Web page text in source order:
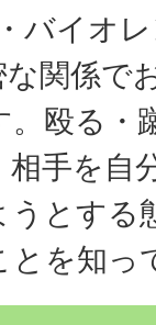
バイオ
関係で
。殴る・
手を自
とする
を知っ